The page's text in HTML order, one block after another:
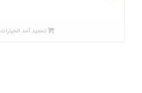
تحديد أحد الخيارات